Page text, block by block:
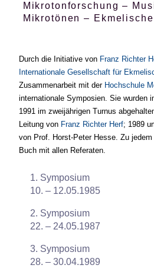
Mikrotonforschung –
Mikrotönen –
Durch die Initiative von Franz Richter
Internationale Gesellschaft für
Zusammenarbeit mit der Hochschule
internationale Symposien. Sie wurden
1991 im zweijährigen Turnus
Leitung von Franz Richter Herf; 1989
von Prof. Horst-Peter Hesse. Zu
Buch mit allen Referaten.
1. Symposium
10. – 12.05.1985
2. Symposium
22. – 24.05.1987
3. Symposium
28. – 30.04.1989